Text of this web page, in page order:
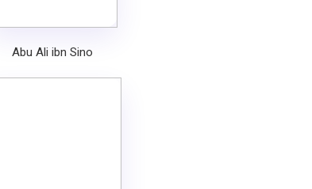
Abu Ali ibn Sino